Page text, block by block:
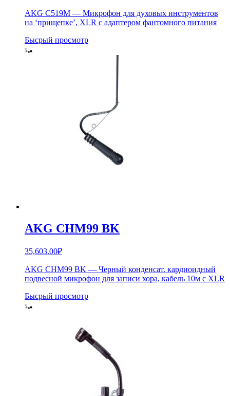
AKG C519M — Микрофон для духовых инструментов
на ‘прищепке’, XLR с адаптером фантомного питания
Бысрый просмотр
AKG CHM99 BK
35,603.00₽
AKG CHM99 BK — Черный конденсат. кардиоидный
подвесной микрофон для записи хора, кабель 10м с XLR
Бысрый просмотр